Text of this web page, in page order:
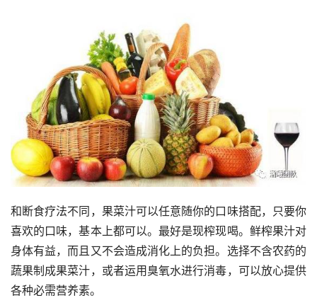
和断食疗法不同，果菜汁可以任意随你的口味搭配，只要你
喜欢的口味，基本上都可以。最好是现榨现喝。鲜榨果汁对
身体有益，而且又不会造成消化上的负担。选择不含农药的
蔬果制成果菜汁，或者运用臭氧水进行消毒，可以放心提供
各种必需营养素。